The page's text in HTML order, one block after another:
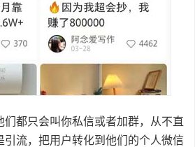
们都只会叫你私信或者加群，从不直
引流，把用户转化到他们的个人微信